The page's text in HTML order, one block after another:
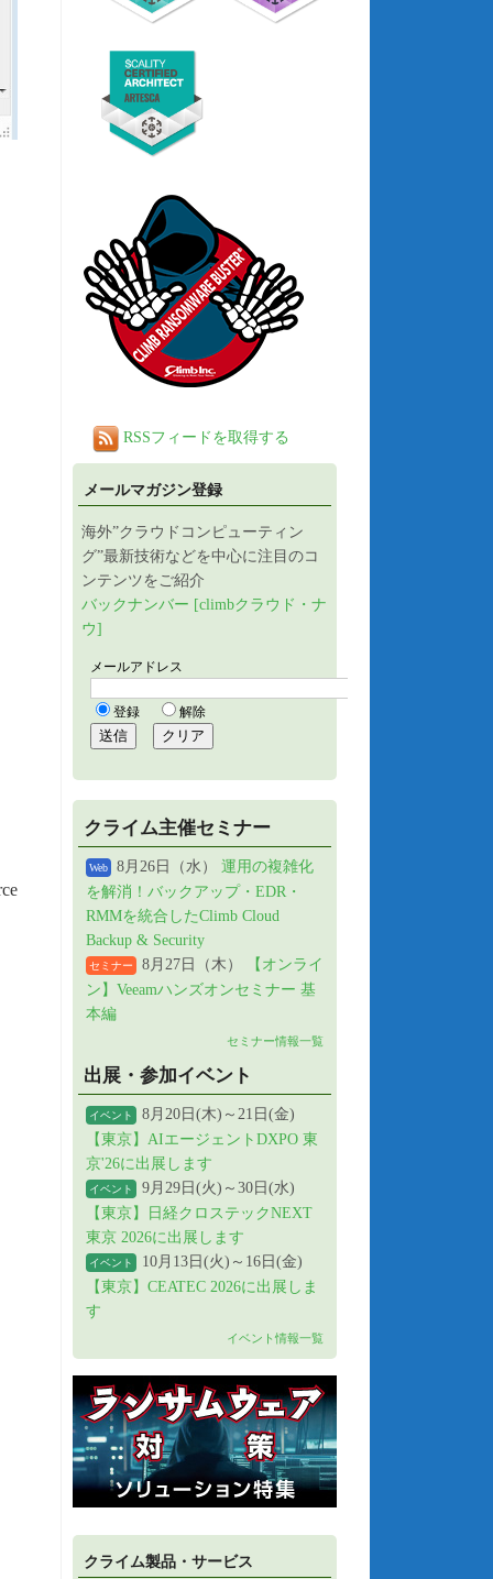
RSSフィードを取得する
メールマガジン登録
海外”クラウドコンピューティン
グ”最新技術などを中心に注目のコ
ンテンツをご紹介
バックナンバー [climbクラウド・ナ
ウ]
クライム主催セミナー
Web 8月26日（水） 運用の複雑化
を解消！バックアップ・EDR・
RMMを統合したClimb Cloud
Backup & Security
セミナー 8月27日（木）
【オンライ
ン】Veeamハンズオンセミナー 基
本編
セミナー情報一覧
出展・参加イベント
イベント
8月20日(木)～21日(金)
【東京】AIエージェントDXPO 東
京'26に出展します
イベント
9月29日(火)～30日(水)
【東京】日経クロステックNEXT
東京 2026に出展します
イベント
10月13日(火)～16日(金)
【東京】CEATEC 2026に出展しま
す
イベント情報一覧
クライム製品・サービス